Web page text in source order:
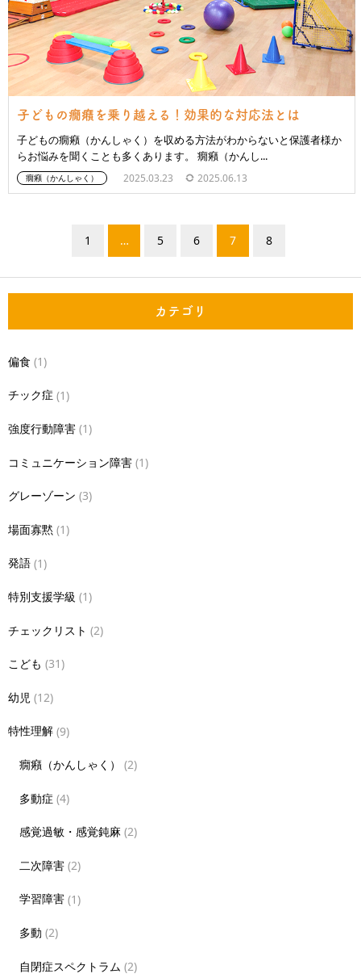
子どもの癇癪を乗り越える！効果的な対応法とは
子どもの癇癪（かんしゃく）を収める方法がわからないと保護者様か
らお悩みを聞くことも多くあります。 癇癪（かんし...
癇癪（かんしゃく） 2025.03.23 2025.06.13
1 … 5 6 7 8
カテゴリ
偏食 (1)
チック症 (1)
強度行動障害 (1)
コミュニケーション障害 (1)
グレーゾーン (3)
場面寡黙 (1)
発語 (1)
特別支援学級 (1)
チェックリスト (2)
こども (31)
幼児 (12)
特性理解 (9)
癇癪（かんしゃく） (2)
多動症 (4)
感覚過敏・感覚鈍麻 (2)
二次障害 (2)
学習障害 (1)
多動 (2)
自閉症スペクトラム (2)